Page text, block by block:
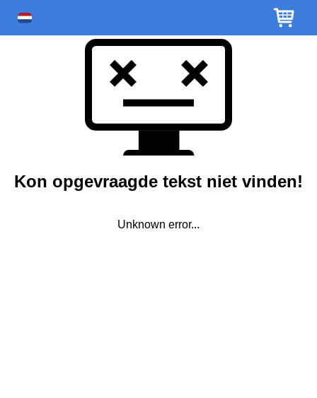
Kon opgevraagde tekst niet vinden!
Unknown error...